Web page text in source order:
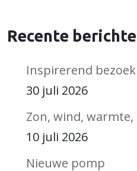
Recente
Inspirerend
30 juli 2026
Zon, wind,
10 juli 2026
Nieuwe pomp